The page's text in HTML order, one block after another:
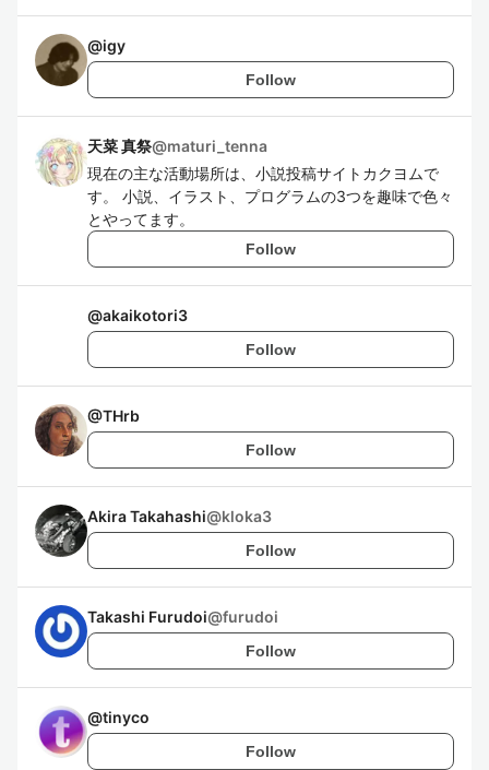
@igy
Follow
天菜 真祭@maturi_tenna
現在の主な活動場所は、小説投稿サイトカクヨムで
す。 小説、イラスト、プログラムの3つを趣味で色々
とやってます。
Follow
@akaikotori3
Follow
@THrb
Follow
Akira Takahashi@kloka3
Follow
Takashi Furudoi@furudoi
Follow
@tinyco
Follow